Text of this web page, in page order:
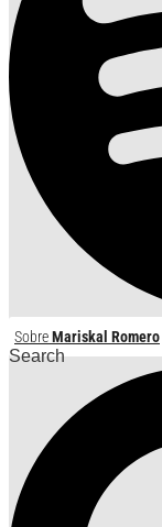
SobreMariskal Romero
Search